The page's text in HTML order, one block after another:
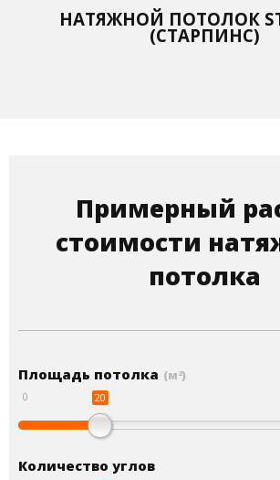
НАТЯЖНОЙ ПОТОЛОК
(СТАРПИНС)
Примерный
стоимости
потолка
Площадь потолка (м 2)
0 20
Количество углов